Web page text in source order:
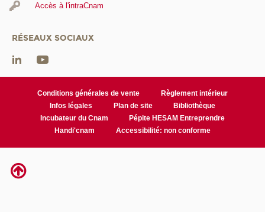
Accès à l'intraCnam
RÉSEAUX SOCIAUX
Conditions générales de vente
Règlement intérieur
Infos légales
Plan de site
Bibliothèque
Incubateur du Cnam
Pépite HESAM Entreprendre
Handi'cnam
Accessibilité: non conforme